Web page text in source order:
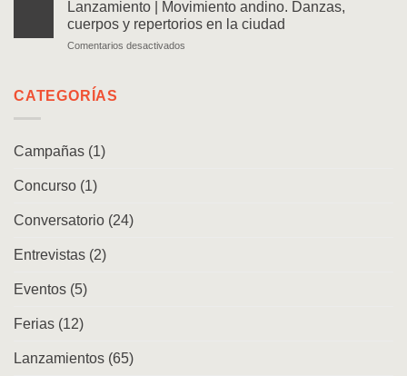
de
un
Historias
de
Lanzamiento | Movimiento andino. Danzas,
cuerpos y repertorios en la ciudad
Comentarios desactivados
CATEGORÍAS
Campañas (1)
Concurso (1)
Conversatorio (24)
Entrevistas (2)
Eventos (5)
Ferias (12)
Lanzamientos (65)